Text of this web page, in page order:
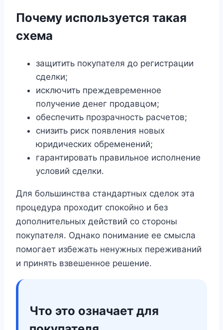
Почему используется такая
схема
защитить покупателя до регистрации
сделки;
исключить преждевременное
получение денег продавцом;
обеспечить прозрачность расчетов;
снизить риск появления новых
юридических обременений;
гарантировать правильное исполнение
условий сделки.
Для большинства стандартных сделок эта
процедура проходит спокойно и без
дополнительных действий со стороны
покупателя. Однако понимание ее смысла
помогает избежать ненужных переживаний
и принять взвешенное решение.
Что это означает для